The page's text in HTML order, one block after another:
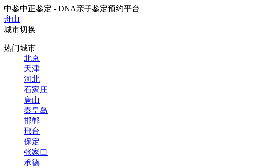
中鉴中正鉴定 - DNA亲子鉴定预约平台
舟山
城市切换
热门城市
北京
天津
河北
石家庄
唐山
秦皇岛
邯郸
邢台
保定
张家口
承德